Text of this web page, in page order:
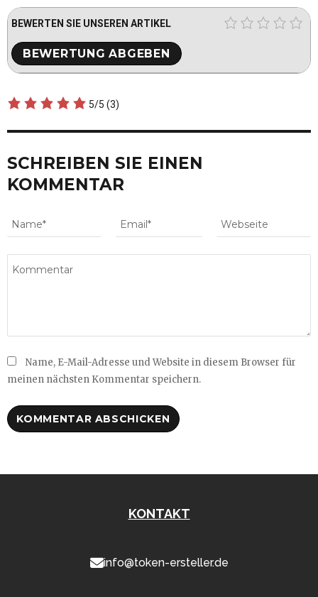
BEWERTEN SIE UNSEREN ARTIKEL
5/5 (3)
SCHREIBEN SIE EINEN
KOMMENTAR
Name, E-Mail-Adresse und Website in diesem Browser für
meinen nächsten Kommentar speichern.
KONTAKT
info@token-ersteller.de